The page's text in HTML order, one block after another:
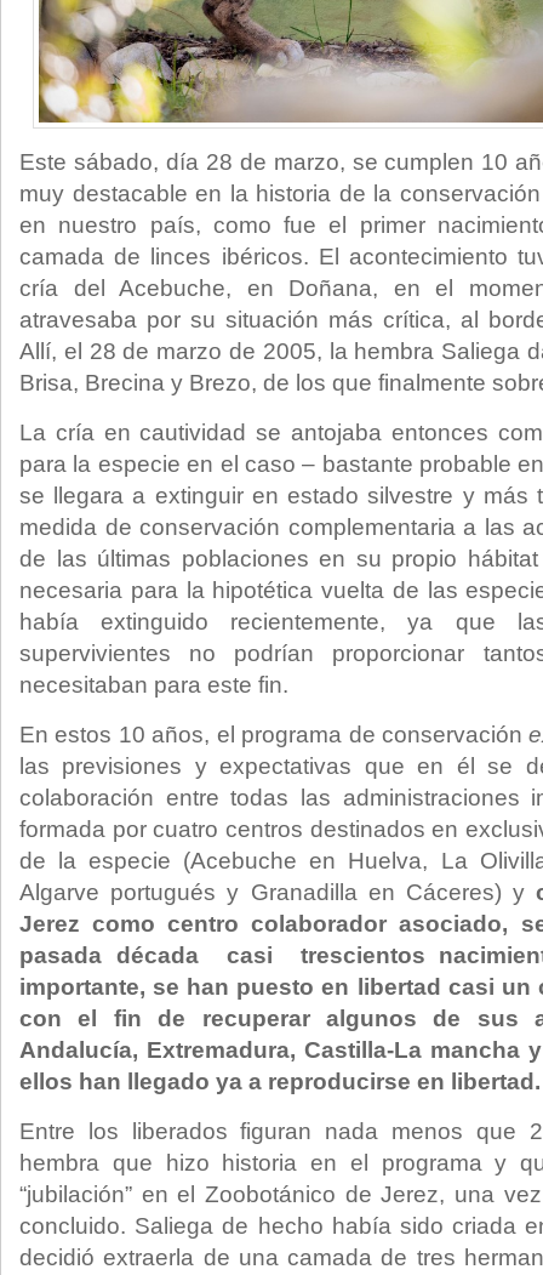
Este sábado, día 28 de marzo, se cumplen 10
muy destacable en la historia de la
en nuestro país, como fue el primer
camada de linces ibéricos. El acontecimiento
cría del Acebuche, en Doñana, en el
atravesaba por su situación más crítica, al
Allí, el 28 de marzo de 2005, la hembra Saliega
Brisa, Brecina y Brezo, de los que finalmente
La cría en cautividad se antojaba entonces
para la especie en el caso – bastante probable
se llegara a extinguir en estado silvestre y más
medida de conservación complementaria a las
de las últimas poblaciones en su propio
necesaria para la hipotética vuelta de las
había extinguido recientemente, ya que
supervivientes no podrían proporcionar
necesitaban para este fin.
En estos 10 años, el programa de conservación
las previsiones y expectativas que en él se
colaboración entre todas las administraciones
formada por cuatro centros destinados en
de la especie (Acebuche en Huelva, La
Algarve portugués y Granadilla en Cáceres) y
Jerez como centro colaborador asociado,
pasada década casi trescientos
importante, se han puesto en libertad casi un
con el fin de recuperar algunos de sus
Andalucía, Extremadura, Castilla-La mancha
ellos han llegado ya a reproducirse en libertad.
Entre los liberados figuran nada menos que
hembra que hizo historia en el programa y
“jubilación” en el Zoobotánico de Jerez, una
concluido. Saliega de hecho había sido criada
decidió extraerla de una camada de tres